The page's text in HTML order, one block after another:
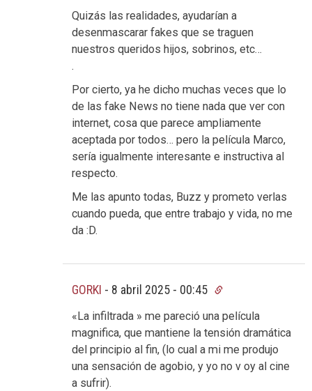
Quizás las realidades, ayudarían a
desenmascarar fakes que se traguen
nuestros queridos hijos, sobrinos, etc…
.
Por cierto, ya he dicho muchas veces que lo
de las fake News no tiene nada que ver con
internet, cosa que parece ampliamente
aceptada por todos… pero la película Marco,
sería igualmente interesante e instructiva al
respecto.
Me las apunto todas, Buzz y prometo verlas
cuando pueda, que entre trabajo y vida, no me
da :D.
GORKI - 8 abril 2025 - 00:45
«La infiltrada » me pareció una película
magnifica, que mantiene la tensión dramática
del principio al fin, (lo cual a mi me produjo
una sensación de agobio, y yo no v oy al cine
a sufrir).